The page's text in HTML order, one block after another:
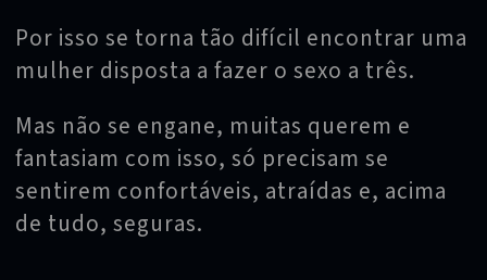
Por isso se torna tão difícil encontrar uma
mulher disposta a fazer o sexo a três.
Mas não se engane, muitas querem e
fantasiam com isso, só precisam se
sentirem confortáveis, atraídas e, acima
de tudo, seguras.